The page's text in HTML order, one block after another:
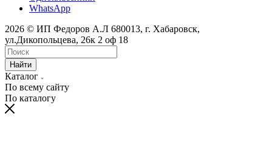
WhatsApp
2026 © ИП Федоров А.Л 680013, г. Хабаровск,
ул.Дикопольцева, 26к 2 оф 18
Найти
Каталог
По всему сайту
По каталогу